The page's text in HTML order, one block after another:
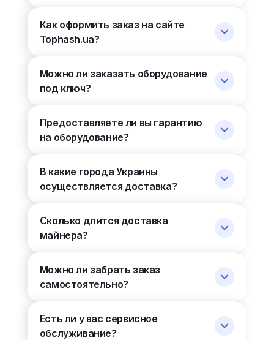
Как оформить заказ на сайте
Tophash.ua?
Можно ли заказать оборудование
под ключ?
Предоставляете ли вы гарантию
на оборудование?
В какие города Украины
осуществляется доставка?
Сколько длится доставка
майнера?
Можно ли забрать заказ
самостоятельно?
Есть ли у вас сервисное
обслуживание?